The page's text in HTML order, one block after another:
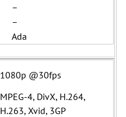
–
–
Ada
1080p @30fps
MPEG-4, DivX, H.264,
H.263, Xvid, 3GP